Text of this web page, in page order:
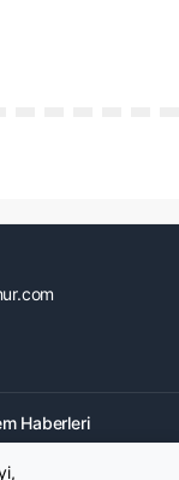
Haberleri